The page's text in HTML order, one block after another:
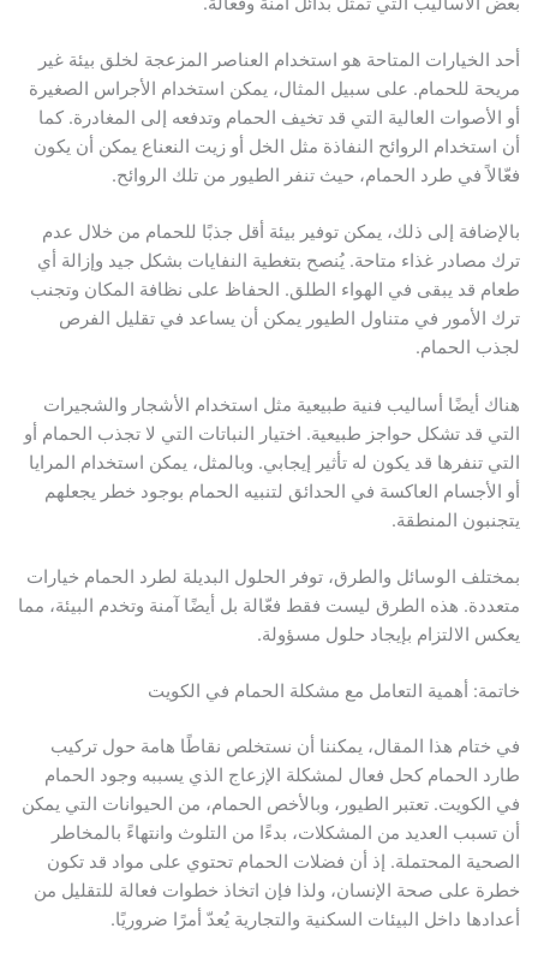
أحد الخيارات المتاحة هو استخدام العناصر المزعجة لخلق بيئة غير
مريحة للحمام. على سبيل المثال، يمكن استخدام الأجراس الصغيرة
أو الأصوات العالية التي قد تخيف الحمام وتدفعه إلى المغادرة. كما
أن استخدام الروائح النفاذة مثل الخل أو زيت النعناع يمكن أن يكون
فعّالاً في طرد الحمام، حيث تنفر الطيور من تلك الروائح.
بالإضافة إلى ذلك، يمكن توفير بيئة أقل جذبًا للحمام من خلال عدم
ترك مصادر غذاء متاحة. يُنصح بتغطية النفايات بشكل جيد وإزالة أي
طعام قد يبقى في الهواء الطلق. الحفاظ على نظافة المكان وتجنب
ترك الأمور في متناول الطيور يمكن أن يساعد في تقليل الفرص
لجذب الحمام.
هناك أيضًا أساليب فنية طبيعية مثل استخدام الأشجار والشجيرات
التي قد تشكل حواجز طبيعية. اختيار النباتات التي لا تجذب الحمام أو
التي تنفرها قد يكون له تأثير إيجابي. وبالمثل، يمكن استخدام المرايا
أو الأجسام العاكسة في الحدائق لتنبيه الحمام بوجود خطر يجعلهم
يتجنبون المنطقة.
بمختلف الوسائل والطرق، توفر الحلول البديلة لطرد الحمام خيارات
متعددة. هذه الطرق ليست فقط فعّالة بل أيضًا آمنة وتخدم البيئة، مما
يعكس الالتزام بإيجاد حلول مسؤولة.
خاتمة: أهمية التعامل مع مشكلة الحمام في الكويت
في ختام هذا المقال، يمكننا أن نستخلص نقاطًا هامة حول تركيب
طارد الحمام كحل فعال لمشكلة الإزعاج الذي يسببه وجود الحمام
في الكويت. تعتبر الطيور، وبالأخص الحمام، من الحيوانات التي يمكن
أن تسبب العديد من المشكلات، بدءًا من التلوث وانتهاءً بالمخاطر
الصحية المحتملة. إذ أن فضلات الحمام تحتوي على مواد قد تكون
خطرة على صحة الإنسان، ولذا فإن اتخاذ خطوات فعالة للتقليل من
أعدادها داخل البيئات السكنية والتجارية يُعدّ أمرًا ضروريًا.